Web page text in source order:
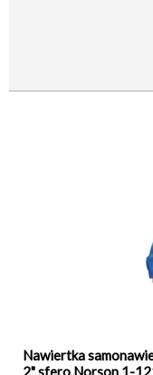
Nawiertka
2" sfero Norson 1-